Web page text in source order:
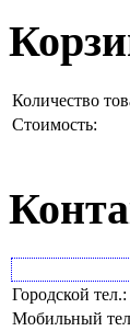
Количество
Стоимость:
Городской тел.:
Мобильный